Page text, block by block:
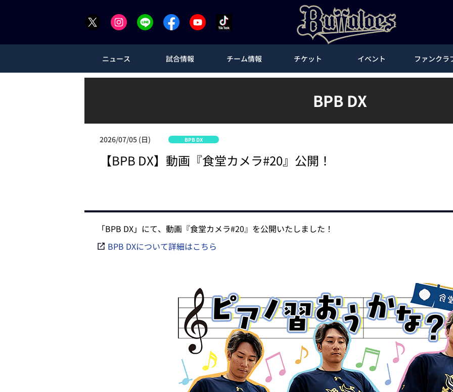
ニュース 試合情報 チーム情報 チケット イベント ファンクラ
BPB DX
2026/07/05 (日) BPB DX
【BPB DX】動画『食堂カメラ#20』公開！
「BPB DX」にて、動画『食堂カメラ#20』を公開いたしました！
BPB DXについて詳細はこちら